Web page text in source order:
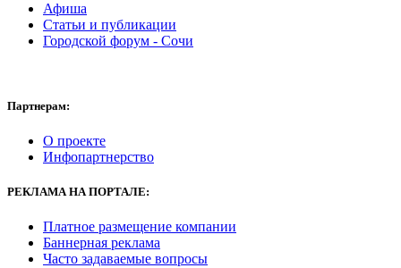
правонарушениях и другими федеральными законами.
Прокуроры в соответствии с процессуальным
приговоры, определения и постановления судов.
участие в правотворческой деятельности и выполняет иные
функции, установленные федеральными законами.
Афиша
Статьи и публикации
Городской форум - Сочи
Партнерам:
О проекте
Инфопартнерство
РЕКЛАМА НА ПОРТАЛЕ:
Платное размещение компании
Баннерная реклама
Часто задаваемые вопросы